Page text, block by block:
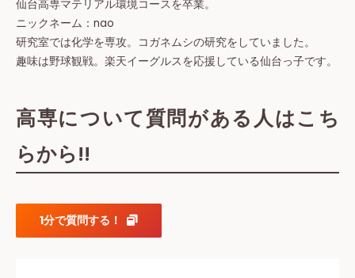
仙台高専マテリアル環境コースを卒業。
ニックネーム：nao
研究室では化学を専攻。コガネムシの研究をしていました。
趣味は野球観戦。楽天イーグルスを応援している仙台っ子です。
高専について質問がある人はこち
らから!!
1分で質問する！